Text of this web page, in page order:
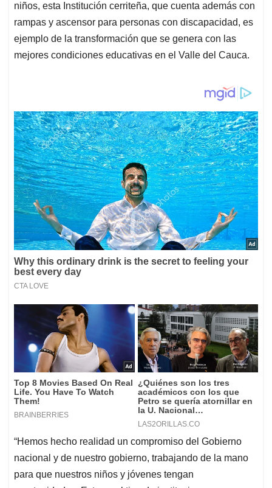
niños, esta Institución cerriteña, que cuenta además con
rampas y ascensor para personas con discapacidad, es
ejemplo de la transformación que se genera con las
mejores condiciones educativas en el Valle del Cauca.
“Hemos hecho realidad un compromiso del Gobierno
nacional y de nuestro gobierno, trabajando de la mano
para que nuestros niños y jóvenes tengan